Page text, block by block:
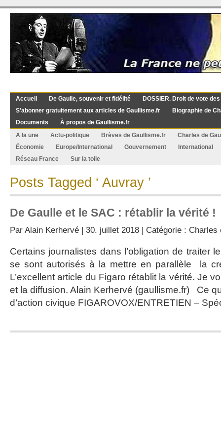
Accueil De Gaulle, souvenir et fidélité
DOSSIER. Droit de vote
S’abonner gratuitement aux articles de Gaullisme.fr
Biographie de
Documents
À propos de Gaullisme.fr
A la une
Actu-politique Brèves de Gaullisme.fr
Charles de
Économie
Europe/International Gouvernement
International
Réseau France
Sur la toile
Posts Tagged ‘ Auvray ’
De Gaulle et le SAC : rétablir la vérité !
Par Alain Kerhervé | 30. juillet 2018 | Catégorie : Charles
Certains journalistes dans l’obligation de traiter
se sont autorisés à la mettre en parallèle la
L’excellent article du Figaro rétablit la vérité. Je
et la diffusion. Alain Kerhervé (gaullisme.fr) Ce
d’action civique FIGAROVOX/ENTRETIEN –